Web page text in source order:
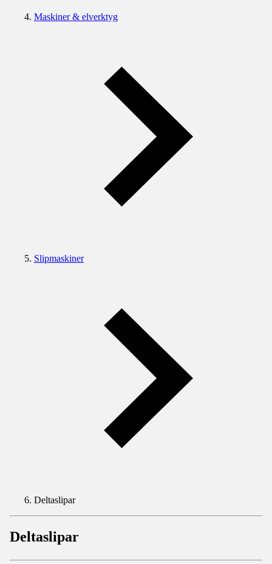
Maskiner & elverktyg
Slipmaskiner
Deltaslipar
Deltaslipar